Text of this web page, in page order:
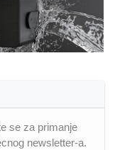
se za primanje
newsletter-a.